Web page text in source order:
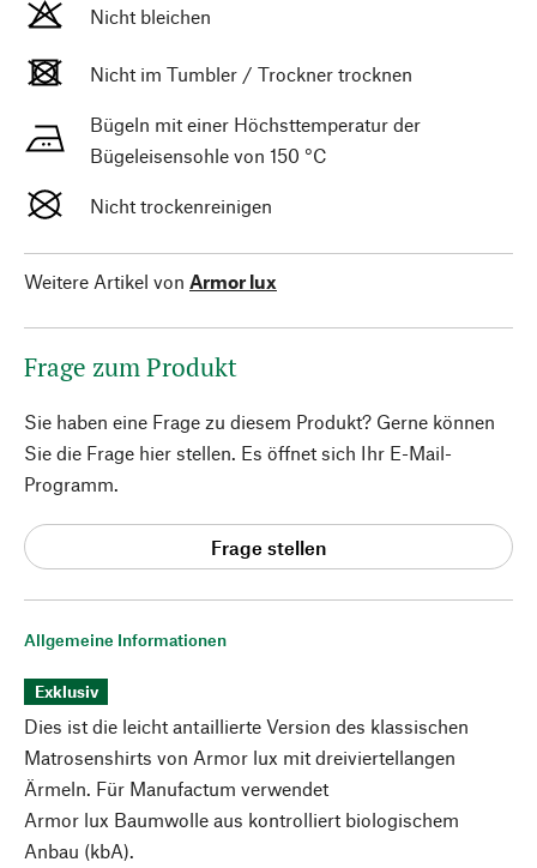
Allgemeine Informationen
Exklusiv
Dies ist die leicht antaillierte Version des klassischen
Matrosenshirts von Armor lux mit dreiviertellangen
Ärmeln. Für Manufactum verwendet
Armor lux Baumwolle aus kontrolliert biologischem
Anbau (kbA).
Nicht bleichen
Nicht im Tumbler / Trockner trocknen
Bügeln mit einer Höchsttemperatur der
Bügeleisensohle von 150 °C
Nicht trockenreinigen
Weitere Artikel von Armor lux
Frage zum Produkt
Sie haben eine Frage zu diesem Produkt? Gerne können
Sie die Frage hier stellen. Es öffnet sich Ihr E-Mail-
Programm.
Frage stellen